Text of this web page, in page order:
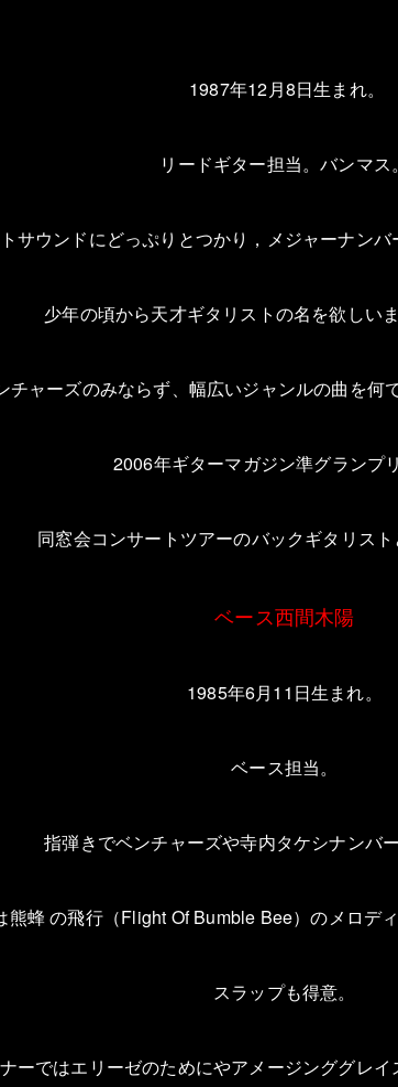
1987年12月8日生まれ。
リードギター担当。バンマス。
サウンドにどっぷりとつかり，メジャーナンバ
少年の頃から天才ギタリストの名を欲しい
チャーズのみならず、幅広いジャンルの曲を何
2006年ギターマガジン準グランプ
同窓会コンサートツアーのバックギタリスト
ベース西間木陽
1985年6月11 日生まれ。
ベース担当。
指弾きでベンチャーズや寺内タケシナンバ
熊蜂の飛行（Flight Of Bumble Bee）のメロデ
スラップも得意。
ーではエリーゼのためにやアメージンググレイ